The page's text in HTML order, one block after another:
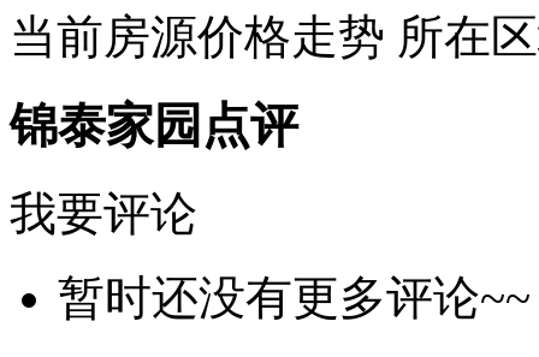
当前房源价格走势 所在
锦泰家园点评
我要评论
暂时还没有更多评论~~